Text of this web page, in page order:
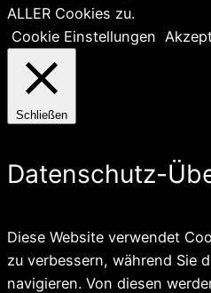
ALLER Cookies zu.
Cookie Einstellungen
Schließen
Datenschutz-
Diese Website verwendet
zu verbessern, während Sie
navigieren. Von diesen